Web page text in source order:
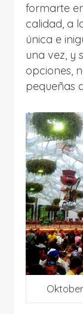
formarte
calidad, a
única e
una vez, y
opciones,
pequeñas